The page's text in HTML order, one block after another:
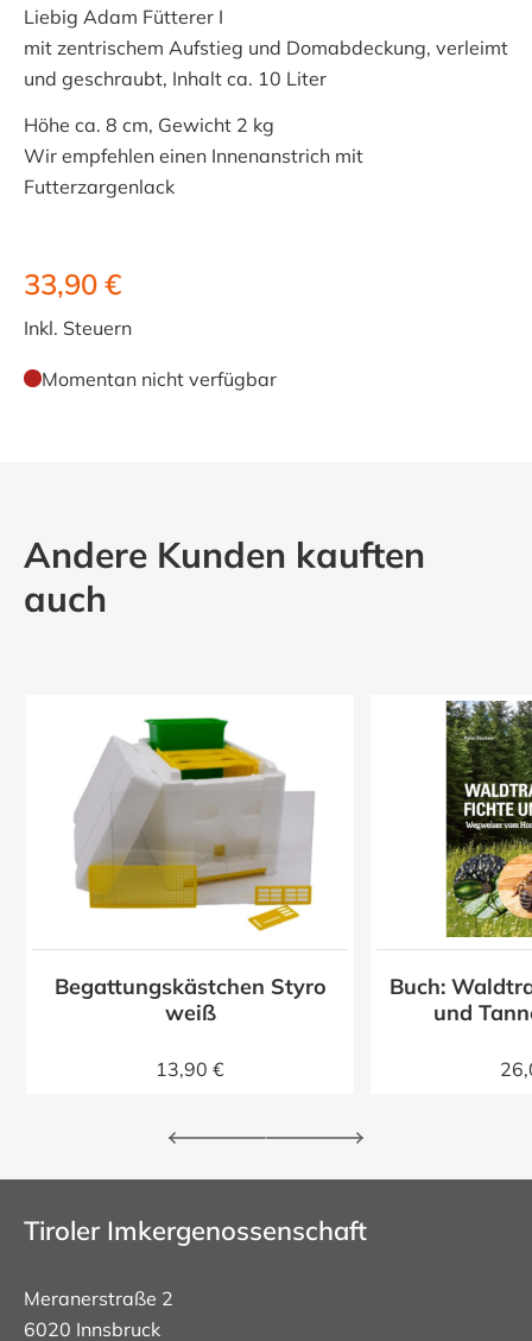
Liebig Adam Fütterer I
mit zentrischem Aufstieg und Domabdeckung, verleimt
und geschraubt, Inhalt ca. 10 Liter
Höhe ca. 8 cm, Gewicht 2 kg
Wir empfehlen einen Innenanstrich mit
Futterzargenlack
33,90 €
Inkl. Steuern
Momentan nicht verfügbar
Andere Kunden kauften
auch
Begattungskästchen Styro
weiß
13,90 €
Buch:
und
Tiroler Imkergenossenschaft
Meranerstraße 2
6020 Innsbruck